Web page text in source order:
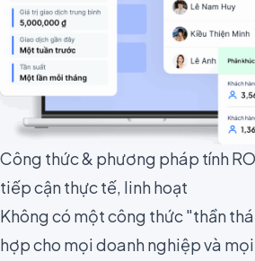
Công thức & phương pháp tính
tiếp cận thực tế, linh hoạt
Không có một công thức "thần
hợp cho mọi doanh nghiệp và